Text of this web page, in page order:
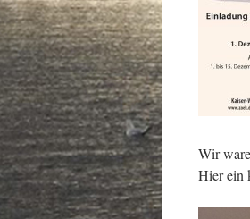
Wir
Hier ein